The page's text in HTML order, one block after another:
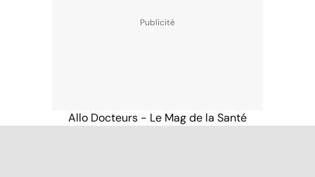
Allo Docteurs - Le Mag de la Santé